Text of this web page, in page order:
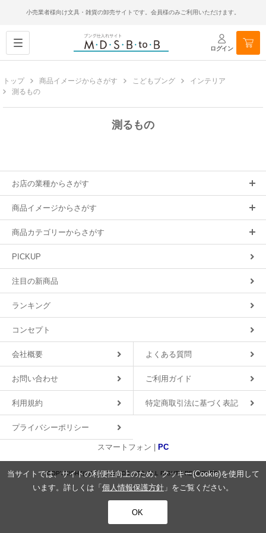
小売業者様向け文具・雑貨の卸売サイトです。会員様のみご利用いただけます。
ログイン
トップ 商品イメージからさがす こどもブング
インテリア
測るもの
測るもの
お店の業種からさがす
商品イメージからさがす
商品カテゴリーからさがす
PICKUP
注目の新商品
ランキング
コンセプト
会社概要 よくある質問
お問い合わせ ご利用ガイド
利用規約 特定商取引法に基づく表記
プライバシーポリシー
スマートフォン | PC
COPYRIGHT(C)2018 MDS CO.,LTD. ALL RIGHTS RESERVED.
当サイトでは、サイトの利便性向上のため、クッキー(Cookie)を使用して
います。詳しくは「 個人情報保護方針 」をご覧ください。
OK